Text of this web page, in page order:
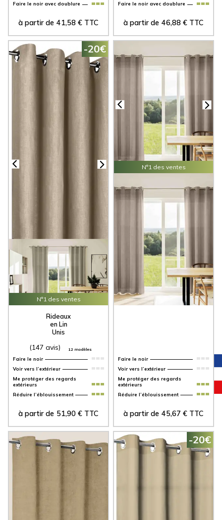
Faire le noir avec doublure
à partir de 41,58 € TTC
Faire le noir avec doublure
à partir de 46,88 € TTC
-20€
N°1 des ventes
Rideaux
en Lin
Unis
(147 avis) 12 modèles
Faire le noir
Voir vers l’extérieur
Me protéger des regards
extérieurs
Réduire l’éblouissement
à partir de 51,90 € TTC
N°1 des ventes
Unis
Faire le noir
Voir vers l’extérieur
Me protéger des regards
extérieurs
Réduire l’éblouissement
à partir de 45,67 € TTC
-20€